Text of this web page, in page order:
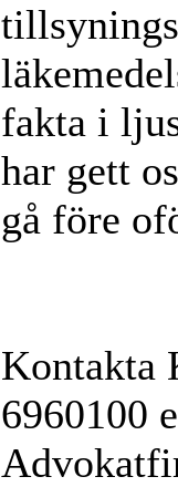
fakta i
har gett
gå före
Kontakta
6960100